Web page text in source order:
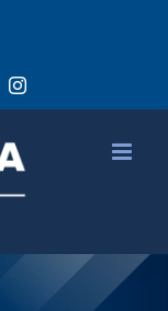
Instagram